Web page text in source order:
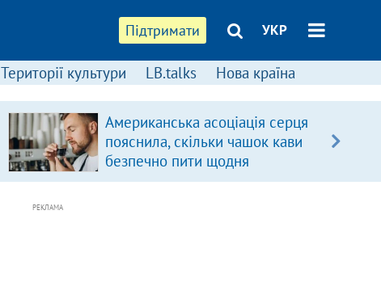
Підтримати УКР
Території культури LB.talks Нова країна
Американська асоціація серця
пояснила, скільки чашок кави
безпечно пити щодня
РЕКЛАМА